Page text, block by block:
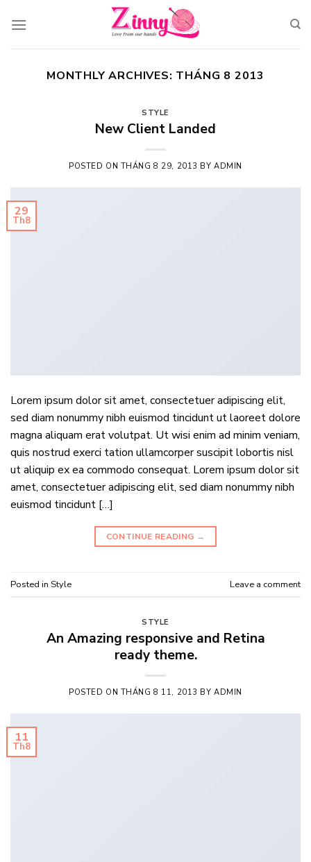
MONTHLY ARCHIVES: THÁNG 8 2013
STYLE
New Client Landed
POSTED ON THÁNG 8 29, 2013 BY ADMIN
29
Th8
Lorem ipsum dolor sit amet, consectetuer adipiscing elit,
sed diam nonummy nibh euismod tincidunt ut laoreet dolore
magna aliquam erat volutpat. Ut wisi enim ad minim veniam,
quis nostrud exerci tation ullamcorper suscipit lobortis nisl
ut aliquip ex ea commodo consequat. Lorem ipsum dolor sit
amet, consectetuer adipiscing elit, sed diam nonummy nibh
euismod tincidunt […]
CONTINUE READING →
Posted in Style Leave a comment
STYLE
An Amazing responsive and Retina
ready theme.
POSTED ON THÁNG 8 11, 2013 BY ADMIN
11
Th8